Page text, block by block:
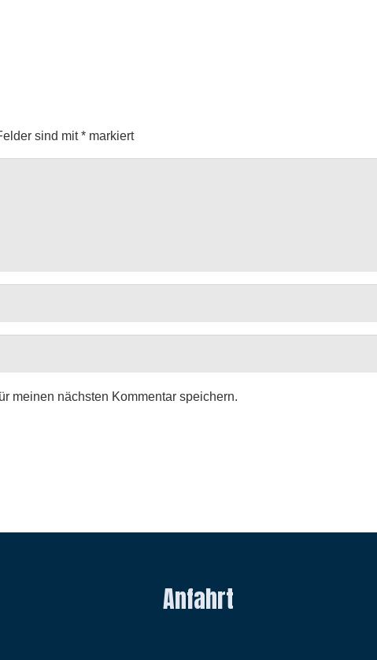
sind mit* markiert
meinen nächsten Kommentar speichern.
Anfahrt